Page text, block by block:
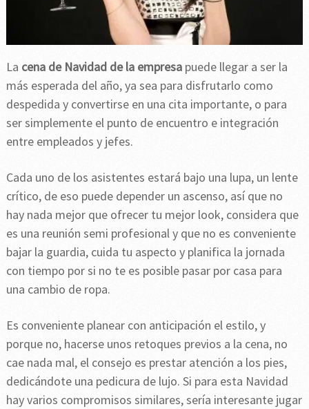
La cena de Navidad de la empresapuede llegar a ser la
más esperada del año, ya sea para disfrutarlo como
despedida y convertirse en una cita importante, o para
ser simplemente el punto de encuentro e integración
entre empleados y jefes.
Cada uno de los asistentes estará bajo una lupa, un lente
crítico, de eso puede depender un ascenso, así que no
hay nada mejor que ofrecer tu mejor look, considera que
es una reunión semi profesional y que no es conveniente
bajar la guardia, cuida tu aspecto y planifica la jornada
con tiempo por si no te es posible pasar por casa para
una cambio de ropa.
Es conveniente planear con anticipación el estilo, y
porque no, hacerse unos retoques previos a la cena, no
cae nada mal, el consejo es prestar atención a los pies,
dedicándote una pedicura de lujo. Si para esta Navidad
hay varios compromisos similares, sería interesante jugar